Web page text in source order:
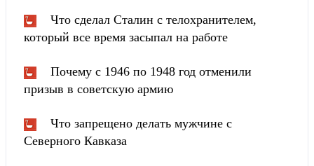
Что сделал Сталин с телохранителем,
который все время засыпал на работе
Почему с 1946 по 1948 год отменили
призыв в советскую армию
Что запрещено делать мужчине с
Северного Кавказа